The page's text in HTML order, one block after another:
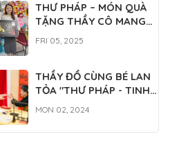
THƯ PHÁP – MÓN QUÀ
TẶNG THẦY CÔ MANG
CẢ TẤM LÒNG TRI ÂN
FRI 05, 2025
THẦY ĐỒ CÙNG BÉ LAN
TỎA "THƯ PHÁP - TINH
HOA NÉT VIỆT"
MON 02, 2024